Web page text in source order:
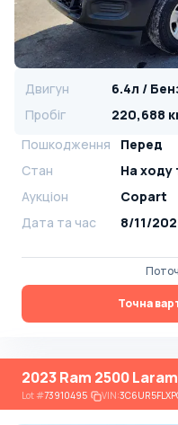
Двигун
Пробіг
220,688
Пошкодження
Перед
Стан
На ​​ходу
Аукціон
Copart
Дата та час
8/11/
Точна
2023 Ram 2500
Lot#73910495 VIN: